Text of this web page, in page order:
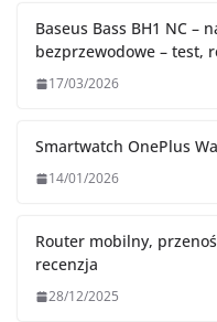
Baseus Bass BH1 NC –
bezprzewodowe – test,
17/03/2026
Smartwatch OnePlus
14/01/2026
Router mobilny,
recenzja
28/12/2025